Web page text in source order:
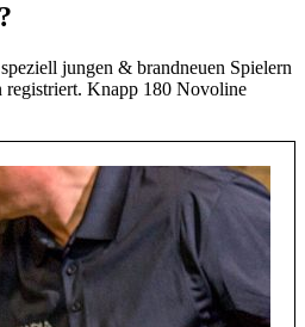
jungen & brandneuen Spielern
registriert. Knapp 180 Novoline